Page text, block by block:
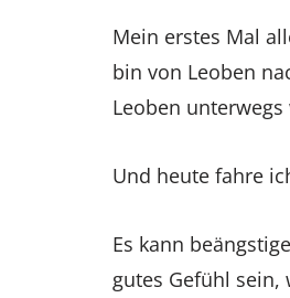
Mein erstes Mal
bin von Leoben
Leoben
Und heute fahre
Es kann
gutes Gefühl sein,